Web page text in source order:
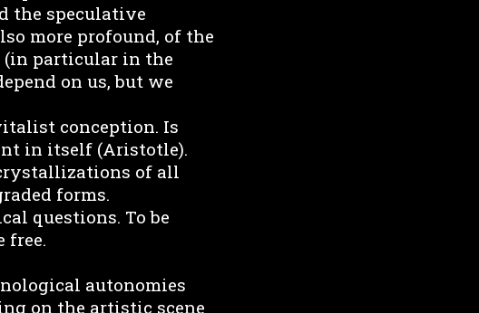
the speculative
more profound, of the
particular in the
on us, but we
conception. Is
in itself (Aristotle).
of all
forms.
questions. To be
free.
autonomies
on the artistic scene